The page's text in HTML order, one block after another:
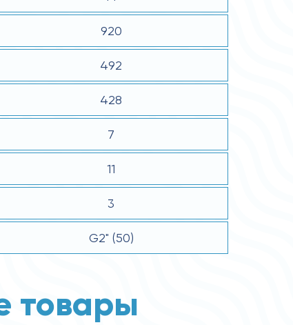
920
492
428
7
11
3
G2" (50)
товары